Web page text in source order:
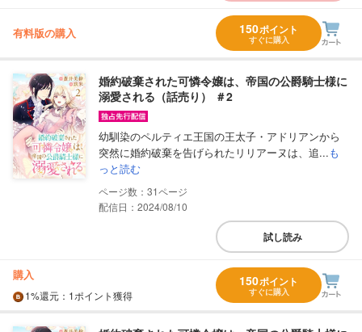
有料版の購入 150ポイント
すぐに購入
婚約破棄された可憐令嬢は、帝国の公爵騎士様に
溺愛される（話売り） ＃2
幼馴染のペルティエ王国の王太子・アドリアンから
突然に婚約破棄を告げられたリリアーヌは、追...も
っと読む
31
配信日：2024/08/10
試し読み
購入
1%還元 ：1ポイント獲得
150ポイント
すぐに購入